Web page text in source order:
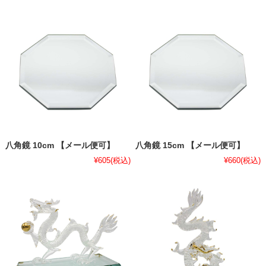
八角鏡 10cm 【メール便可】
¥605(税込)
八角鏡 15cm 【メール便可】
¥660(税込)